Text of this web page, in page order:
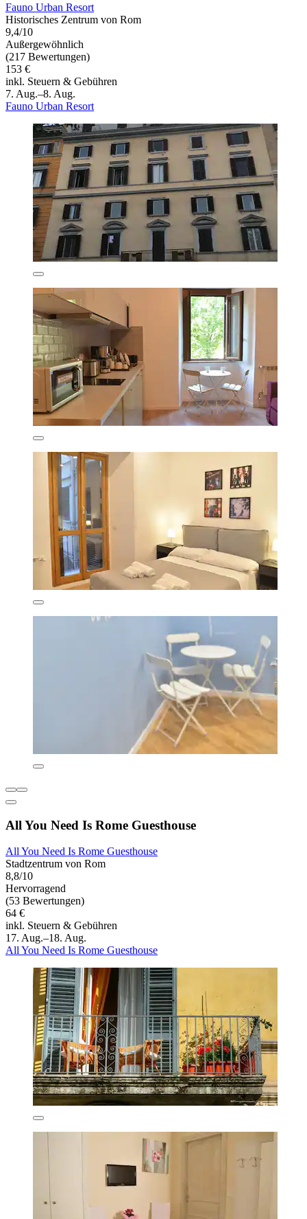
Fauno Urban Resort
Historisches Zentrum von Rom
9,4/10
Außergewöhnlich
(217 Bewertungen)
153 €
inkl. Steuern & Gebühren
7. Aug.–8. Aug.
Fauno Urban Resort
All You Need Is Rome Guesthouse
All You Need Is Rome Guesthouse
Stadtzentrum von Rom
8,8/10
Hervorragend
(53 Bewertungen)
64 €
inkl. Steuern & Gebühren
17. Aug.–18. Aug.
All You Need Is Rome Guesthouse